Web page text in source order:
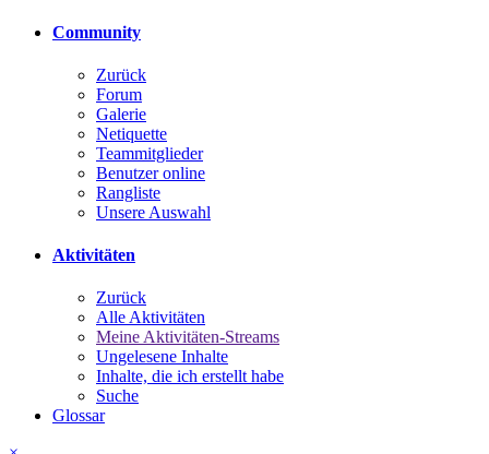
Community
Zurück
Forum
Galerie
Netiquette
Teammitglieder
Benutzer online
Rangliste
Unsere Auswahl
Aktivitäten
Zurück
Alle Aktivitäten
Meine Aktivitäten-Streams
Ungelesene Inhalte
Inhalte, die ich erstellt habe
Suche
Glossar